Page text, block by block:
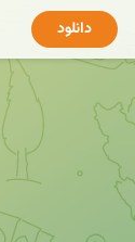
دانلود